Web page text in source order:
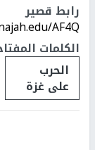
رابط قصير
AF4Q/
الكلمات
الحرب
على غزة